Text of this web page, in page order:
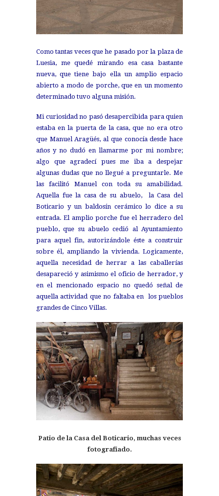
Como tantas veces que he pasado por la plaza de
Luesia, me quedé mirando esa casa bastante
nueva, que tiene bajo ella un amplio espacio
abierto a modo de porche, que en un momento
determinado tuvo alguna misión.
Mi curiosidad no pasó desapercibida para quien
estaba en la puerta de la casa, que no era otro
que Manuel Aragüés, al que conocía desde hace
años y no dudó en llamarme por mi nombre;
algo que agradecí pues me iba a despejar
algunas dudas que no llegué a preguntarle. Me
las facilitó Manuel con toda su amabilidad.
Aquella fue la casa de su abuelo, la Casa del
Boticario y un baldosín cerámico lo dice a su
entrada. El amplio porche fue el herradero del
pueblo, que su abuelo cedió al Ayuntamiento
para aquel fin, autorizándole éste a construir
sobre él, ampliando la vivienda. Logicamente,
aquella necesidad de herrar a las caballerías
desapareció y asimismo el oficio de herrador, y
en el mencionado espacio no quedó señal de
aquella actividad que no faltaba en los pueblos
grandes de Cinco Villas.
Patio de la Casa del Boticario, muchas veces
fotografiado.